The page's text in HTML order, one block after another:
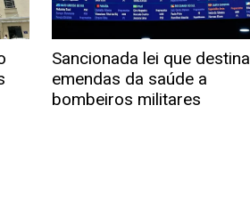
Sancionada lei que destina
emendas da saúde a
bombeiros militares